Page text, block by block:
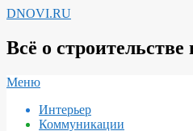
Перейти
содержимому
DNOVI.RU
Всё о
Вторичное
навигации
Меню
Интерьер
Коммуникации